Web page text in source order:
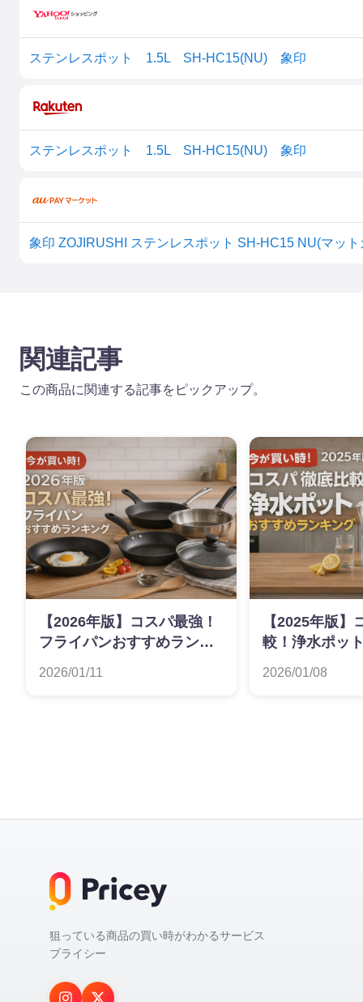
ステンレスポット 1.5L SH-HC15(NU) 象印
ステンレスポット 1.5L SH-HC15(NU) 象印
象印 ZOJIRUSHI ステンレスポット SH-HC15 NU(マッ
関連記事
この商品に関連する記事をピックアップ。
【2026年版】コスパ最強！
フライパンおすすめランキ
2026/01/11
【2025年版】
較！浄水ポッ
2026/01/08
狙っている商品の買い時がわかるサービス
プライシー